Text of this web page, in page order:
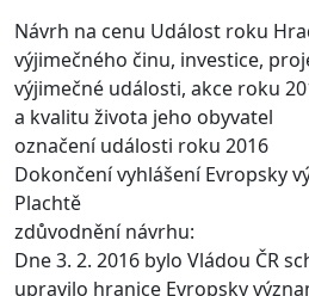
Návrh na cenu Událost roku
výjimečného činu, investice,
výjimečné události, akce roku
a kvalitu života jeho obyvatel
označení události roku 2016
Dokončení vyhlášení Evropsky
Plachtě
zdůvodnění návrhu:
Dne 3. 2. 2016 bylo Vládou ČR
upravilo hranice Evropsky